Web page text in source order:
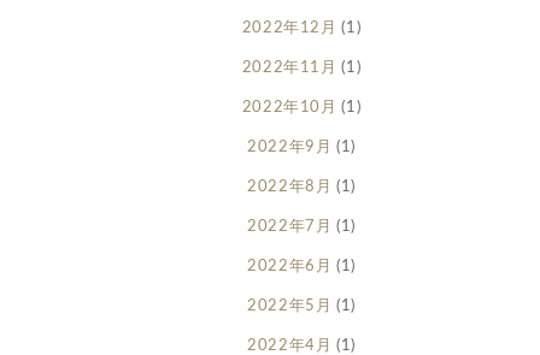
2022年12月 (1)
2022年11月 (1)
2022年10月 (1)
2022年9月 (1)
2022年8月 (1)
2022年7月 (1)
2022年6月 (1)
2022年5月 (1)
2022年4月 (1)